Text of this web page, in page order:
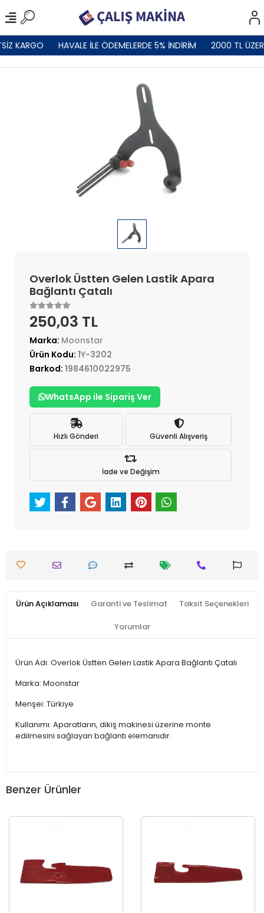
KARGO HAVALE İLE ÖDEMELERDE 5% İNDİRİM 2000 TL
Overlok Üstten Gelen Lastik Apara
Bağlantı Çatalı
250,03 TL
Marka: Moonstar
Ürün Kodu: 1Y-3202
Barkod: 1984610022975
WhatsApp ile Sipariş Ver
Hızlı Gönderi Güvenli Alışveriş
İade ve Değişim
Ürün Açıklaması Garanti ve Teslimat Taksit Seçenekleri
Yorumlar
Ürün Adı: Overlok Üstten Gelen Lastik Apara Bağlantı Çatalı
Marka: Moonstar
Menşei: Türkiye
Kullanımı: Aparatların, dikiş makinesi üzerine monte
edilmesini sağlayan bağlantı elemanıdır.
Benzer Ürünler